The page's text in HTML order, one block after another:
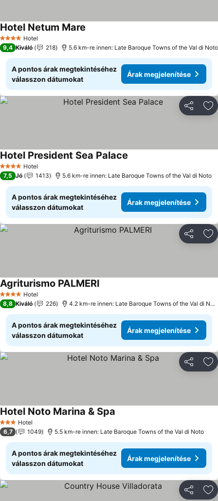
4 KategóriaHotel
Hotel Netum Mare
9,4 Kiváló 218 5.6 km-re innen: Late Baroque Towns of the Val di Noto
A pontos árak megtekintéséhez
válasszon dátumokat
Árak megjelenítése
4 KategóriaHotel
Hotel President Sea Palace
7,5 Jó 1413 5.6 km-re innen: Late Baroque Towns of the Val di Noto
A pontos árak megtekintéséhez
válasszon dátumokat
Árak megjelenítése
4 KategóriaHotel
Agriturismo PALMERI
8,8 Kiváló 226 4.2 km-re innen: Late Baroque Towns of the Val di Noto
A pontos árak megtekintéséhez
válasszon dátumokat
Árak megjelenítése
3 Kategória
Hotel
Hotel Noto Marina & Spa
6,7 1049 5.5 km-re innen: Late Baroque Towns of the Val di Noto
A pontos árak megtekintéséhez
válasszon dátumokat
Árak megjelenítése